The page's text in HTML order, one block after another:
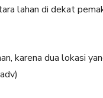
lahan di dekat
karena dua lokasi